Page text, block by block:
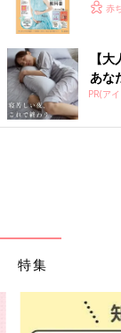
赤
【
あな
PR(ア
特集